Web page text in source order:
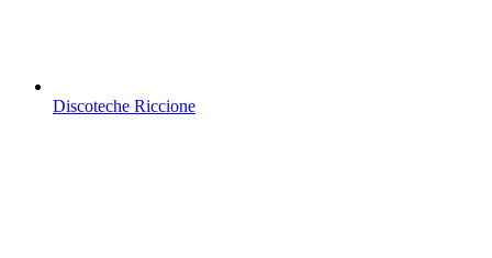
Discoteche Riccione